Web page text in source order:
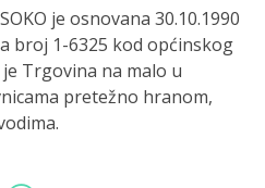
je osnovana 30.10.1990
broj 1-6325 kod općinskog
Trgovina na malo u
pretežno hranom,